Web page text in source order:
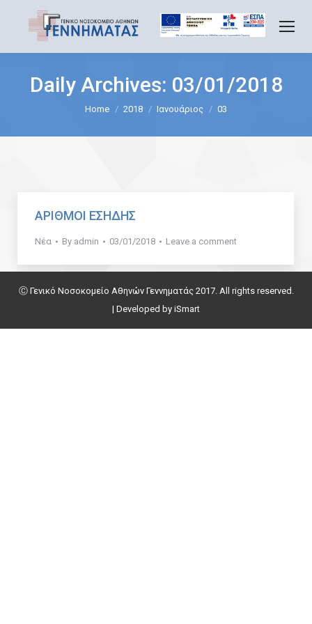
Daily Archives: 03/01/2018
Home 2018 Ιανουάριος 03
ΑΡΙΘΜΟΙ ΕΣΗΔΗΣ
Νέα By admin 03/01/2018 Leave a comment
Ⓒ Γενικό Νοσοκομείο Αθηνών Γεννηματάς 2017. All rights reserved.
| Developed by iSmart